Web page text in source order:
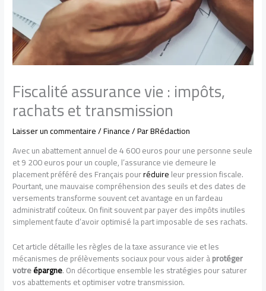
Fiscalité assurance vie : impôts,
rachats et transmission
Laisser un commentaire/Finance/ ParBRédaction
Avec un abattement annuel de 4 600 euros pour une personne seule
et 9 200 euros pour un couple, l’assurance vie demeure le
placement préféré des Français pourréduireleur pression fiscale.
Pourtant, une mauvaise compréhension des seuils et des dates de
versements transforme souvent cet avantage en un fardeau
administratif coûteux. On finit souvent par payer des impôts inutiles
simplement faute d’avoir optimisé la part imposable de ses rachats.
Cet article détaille les règles de la taxe assurance vie et les
mécanismes de prélèvements sociaux pour vous aider àprotéger
votreépargne. On décortique ensemble les stratégies pour saturer
vos abattements et optimiser votre transmission.